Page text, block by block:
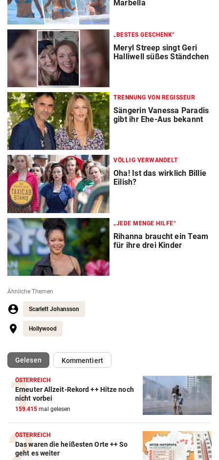
Marbella
„BESTES GESCHENK“
Meryl Streep singt Geri
Halliwell süßes Ständchen
TRENNUNG VON REGISSEUR
Sängerin Vanessa Paradis
gibt ihr Ehe-Aus bekannt
VÖLLIG VERWANDELT
Oha! Ist das wirklich Billie
Eilish?
„JEDE MENGE HILFE“
Rihanna braucht ein Team
für ihre drei Kinder
Ähnliche Themen
Scarlett Johansson
Hollywood
Gelesen(ausgewählt)Kommentiert
ÖSTERREICH
Erneuter Allzeit-Rekord ++ Hitze noch
nicht vorbei
159.415 mal gelesen
ÖSTERREICH
Das waren die heißesten Orte ++ So
geht es weiter